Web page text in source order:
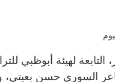
التابعة لهيئة أبوظبي
السوري حسن بعيتي،